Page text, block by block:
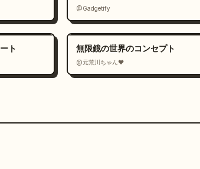
@Gadgetify
ト 無限鏡の世界のコンセプト
@元荒川ちゃん❤